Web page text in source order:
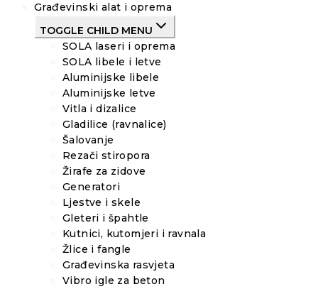
Građevinski alat i oprema
TOGGLE CHILD MENU
SOLA laseri i oprema
SOLA libele i letve
Aluminijske libele
Aluminijske letve
Vitla i dizalice
Gladilice (ravnalice)
Šalovanje
Rezači stiropora
Žirafe za zidove
Generatori
Ljestve i skele
Gleteri i špahtle
Kutnici, kutomjeri i ravnala
Žlice i fangle
Građevinska rasvjeta
Vibro igle za beton